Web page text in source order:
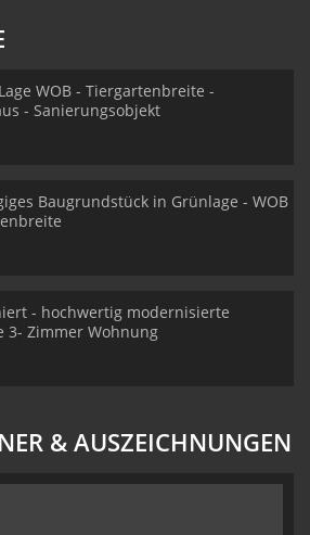
WOB - Tiergartenbreite -
- Sanierungsobjekt
Baugrundstück in Grünlage - WOB
- hochwertig modernisierte
3- Zimmer Wohnung
& AUSZEICHNUNGEN